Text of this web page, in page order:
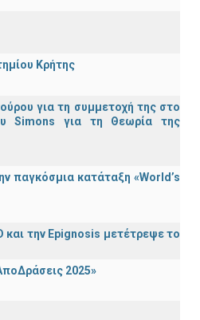
Κρήτης
για τη συμμετοχή της στο
Simons για τη Θεωρία της
παγκόσμια κατάταξη «World’s
την Epignosis μετέτρεψε το
2025»